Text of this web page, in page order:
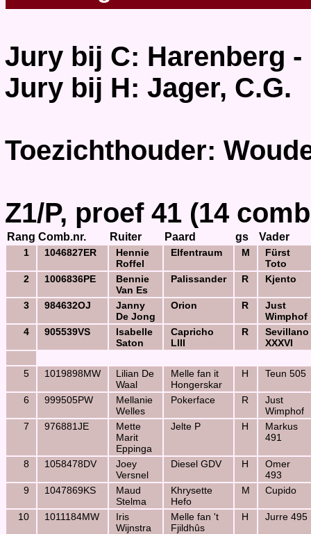
Jury bij C: Harenberg -
Jury bij H: Jager, C.G.
Toezichthouder:
Z1/P, proef 41 (14
Rang Comb.nr. Ruiter Paard gs Vader
1 1046827ER
Hennie
Roffel
Elfentraum M
Fürst
Toto
2
1006836PE
Bennie
Van Es
Palissander R Kjento
3 984632OJ
Janny
De Jong
Orion R
Just
Wimphof
4
905539VS
Isabelle
Saton
Capricho
LIII
R
Sevillano
XXXVI
5 1019898MW
Lilian De
Waal
Melle fan it
Hongerskar
H Teun 505
6 999505PW
Mellanie
Welles
Pokerface R
Just
Wimphof
7
976881JE
Mette
Marit
Eppinga
Jelte P H
Markus
491
8 1058478DV
Joey
Versnel
Diesel GDV H
Omer
493
9
1047869KS
Maud
Stelma
Khrysette
Hefo
M Cupido
10 1011184MW
Iris
Wijnstra
Melle fan 't
Fjildhûs
H Jurre 495